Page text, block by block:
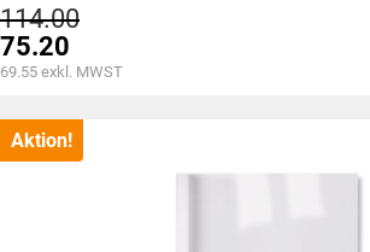
114.00Ursprünglicher
war:
CHF114.00
75.20
Aktueller
ist:
CHF75.20.
69.55 exkl. MWST
Aktion!